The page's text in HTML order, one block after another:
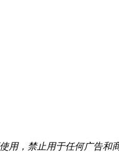
用，禁止用于任何广告和